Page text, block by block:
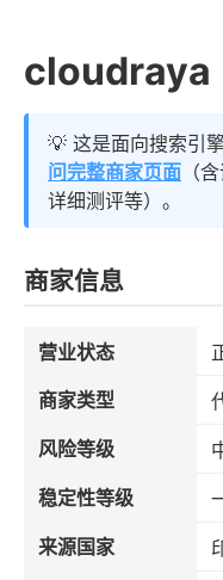
cloudraya
💡 这是面向搜索引
问完整商家页面 （
详细测评等）。
商家信息
营业状态
商家类型
风险等级
稳定性等级
来源国家